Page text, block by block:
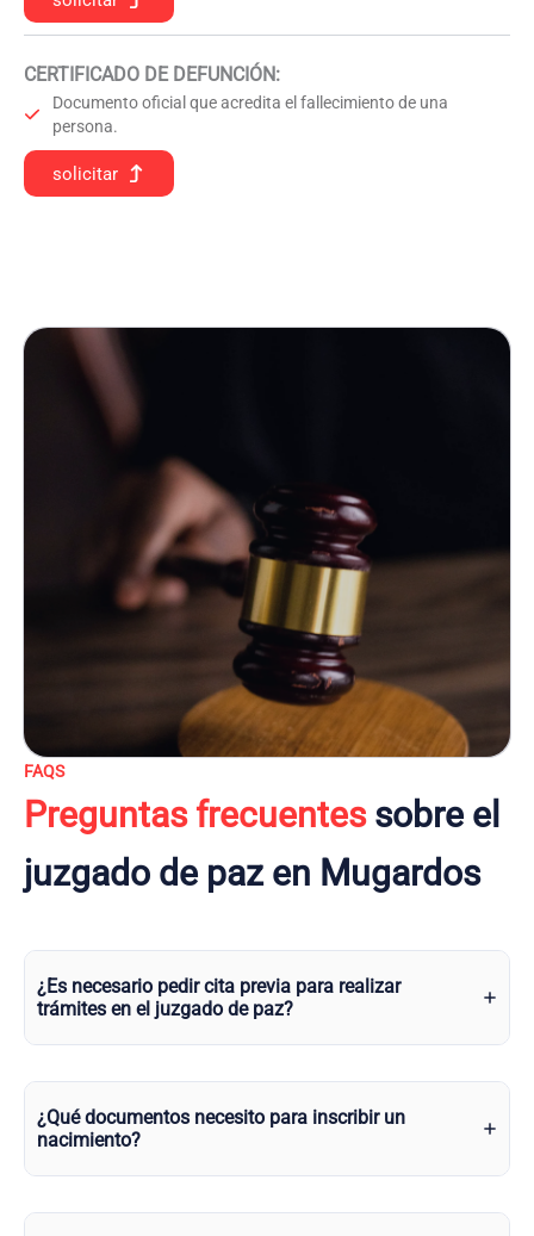
CERTIFICADO DE DEFUNCIÓN:
Documento oficial que acredita el fallecimiento de una
persona.
solicitar
FAQS
Preguntas frecuentessobre el
juzgado de paz en Mugardos
¿Es necesario pedir cita previa para realizar
trámites en el juzgado de paz?
¿Qué documentos necesito para inscribir un
nacimiento?